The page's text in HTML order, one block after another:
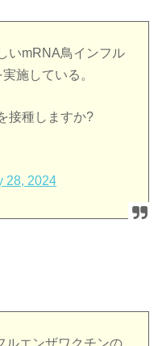
いmRNA鳥インフル
施している。
接種しますか?
28, 2024
ルエンザワクチンの